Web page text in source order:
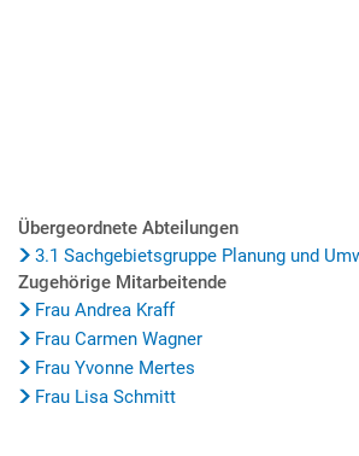
Übergeordnete Abteilungen
3.1 Sachgebietsgruppe Planung und
Zugehörige Mitarbeitende
Frau Andrea Kraff
Frau Carmen Wagner
Frau Yvonne Mertes
Frau Lisa Schmitt